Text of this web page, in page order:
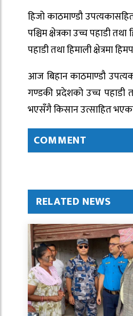
हिजो काठमाण्डौ
पश्चिम क्षेत्रका उच्च पहाडी
पहाडी तथा हिमाली क्षेत्रमा
आज बिहान काठमाण्डौ
गण्डकी प्रदेशको उच्च पहाडी
भएसँगै किसान उत्साहित
COMMENT
RELATED NEWS